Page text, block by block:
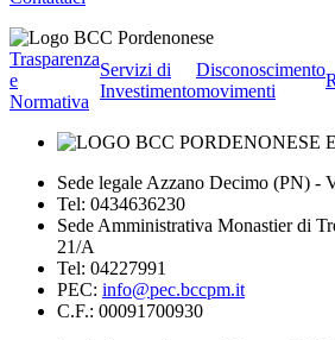
Trasparenza
e
Normativa
Servizi di
Investimento
Disconoscimento
movimenti
Sede legale Azzano Decimo (PN) -
Tel: 0434636230
Sede Amministrativa Monastier di
21/A
Tel: 04227991
PEC: info@pec.bccpm.it
C.F.: 00091700930